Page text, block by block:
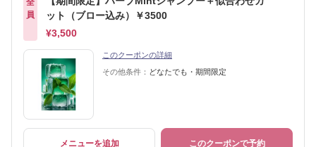
全
員
ット（ブロー込み）￥3500
¥3,500
このクーポンの詳細
その他条件： どなたでも・期間限定
メニューを追加 このクーポンで予約